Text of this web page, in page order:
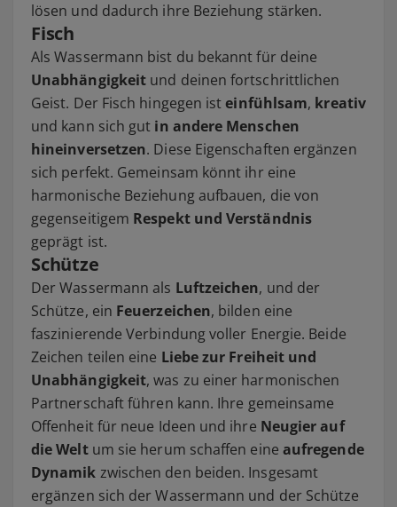
lösen und dadurch ihre Beziehung stärken.
Fisch
Als Wassermann bist du bekannt für deine
Unabhängigkeit und deinen fortschrittlichen
Geist. Der Fisch hingegen isteinfühlsam, kreativ
und kann sich gut in andere Menschen
hineinversetzen. Diese Eigenschaften ergänzen
sich perfekt. Gemeinsam könnt ihr eine
harmonische Beziehung aufbauen, die von
gegenseitigem Respekt und Verständnis
geprägt ist.
Schütze
Der Wassermann als Luftzeichen, und der
Schütze, ein Feuerzeichen, bilden eine
faszinierende Verbindung voller Energie. Beide
Zeichen teilen eine Liebe zur Freiheit und
Unabhängigkeit, was zu einer harmonischen
Partnerschaft führen kann. Ihre gemeinsame
Offenheit für neue Ideen und ihre Neugier auf
die Weltum sie herum schaffen eine aufregende
Dynamik zwischen den beiden. Insgesamt
ergänzen sich der Wassermann und der Schütze